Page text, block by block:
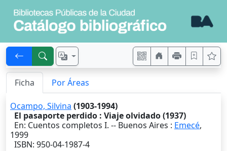
Ficha Por Áreas
Ocampo, Silvina (1903-1994)
El pasaporte perdido : Viaje olvidado (1937)
En: Cuentos completos I. -- Buenos Aires : Emecé,
1999
ISBN: 950-04-1987-4